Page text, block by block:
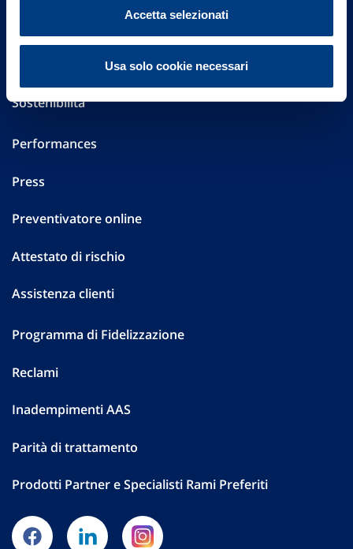
Accetta selezionati
Usa solo cookie necessari
Altre informazioni
Sostenibilità
Performances
Press
Preventivatore online
Attestato di rischio
Assistenza clienti
Programma di Fidelizzazione
Reclami
Inadempimenti AAS
Parità di trattamento
Prodotti Partner e Specialisti Rami Preferiti